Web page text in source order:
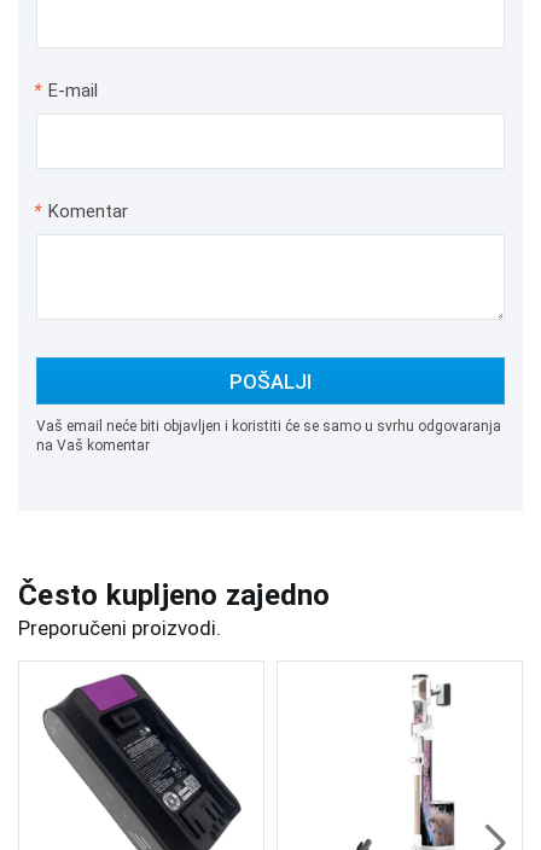
* E-mail
* Komentar
POŠALJI
Vaš email neće biti objavljen i koristiti će se samo u svrhu odgovaranja
na Vaš komentar
Često kupljeno zajedno
Preporučeni proizvodi.